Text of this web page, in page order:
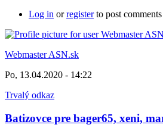
Log in orregisterto post comments
Webmaster ASN.sk
Po, 13.04.2020 - 14:22
Trvalý odkaz
Batizovce pre bager65, xeni,